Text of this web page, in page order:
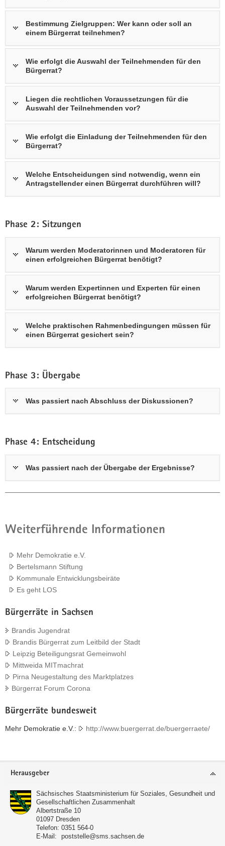
Bestimmung Zielgruppen: Wer kann oder soll an
einem Bürgerrat teilnehmen?
Wie erfolgt die Auswahl der Teilnehmenden für den
Bürgerrat?
Liegen die rechtlichen Voraussetzungen für die
Auswahl der Teilnehmenden vor?
Wie erfolgt die Einladung der Teilnehmenden für den
Bürgerrat?
Welche Entscheidungen sind notwendig, wenn ein
Antragstellender einen Bürgerrat durchführen will?
Phase 2: Sitzungen
Warum werden Moderatorinnen und Moderatoren für
einen erfolgreichen Bürgerrat benötigt?
Warum werden Expertinnen und Experten für einen
erfolgreichen Bürgerrat benötigt?
Welche praktischen Rahmenbedingungen müssen für
einen Bürgerrat gesichert sein?
Phase 3: Übergabe
Was passiert nach Abschluss der Diskussionen?
Phase 4: Entscheidung
Was passiert nach der Übergabe der Ergebnisse?
Weiterführende Informationen
Mehr Demokratie e.V.
Bertelsmann Stiftung
Kommunale Entwicklungsbeiräte
Es geht LOS
Bürgerräte in Sachsen
Brandis Jugendrat
Brandis Bürgerrat zum Leitbild der Stadt
Leipzig Beteiligungsrat Gemeinwohl
Mittweida MITmachrat
Pirna Neugestaltung des Marktplatzes
Bürgerrat Forum Corona
Bürgerräte bundesweit
Mehr Demokratie e.V.: http://www.buergerrat.de/buergerraete/
Footer-
Herausgeber
Sächsisches Staatsministerium für Soziales, Gesundheit und
Gesellschaftlichen Zusammenhalt
Albertstraße 10
01097 Dresden
Telefon: 0351 564-0
E-Mail:
poststelle@sms.sachsen.de